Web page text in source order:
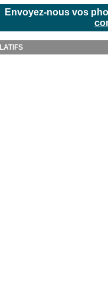
Envoyez-nous vos